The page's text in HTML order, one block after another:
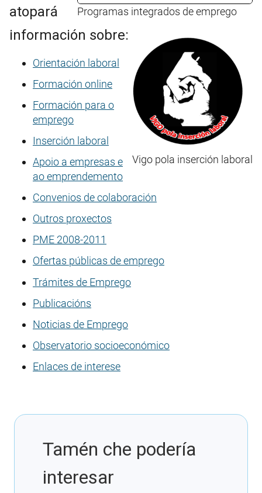
Programas integrados de emprego
Vigo pola inserción laboral
atopará
información sobre:
Orientación laboral
Formación online
Formación para o
emprego
Inserción laboral
Apoio a empresas e
ao emprendemento
Convenios de colaboración
Outros proxectos
PME 2008-2011
Ofertas públicas de emprego
Trámites de Emprego
Publicacións
Noticias de Emprego
Observatorio socioeconómico
Enlaces de interese
Tamén che podería
interesar